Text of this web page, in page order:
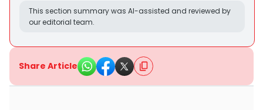
This section summary was AI-assisted and reviewed by
our editorial team.
Share Article